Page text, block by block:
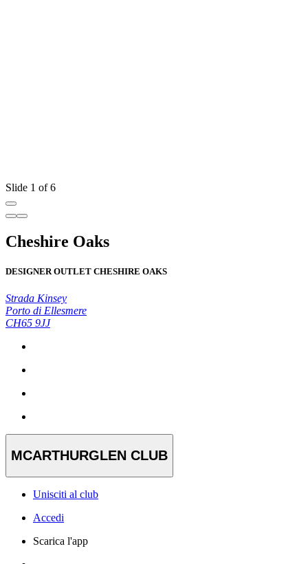
Slide 1 of 6
Cheshire Oaks
DESIGNER OUTLET CHESHIRE OAKS
Strada Kinsey
Porto di Ellesmere
CH65 9JJ
MCARTHURGLEN CLUB
Unisciti al club
Accedi
Scarica l'app